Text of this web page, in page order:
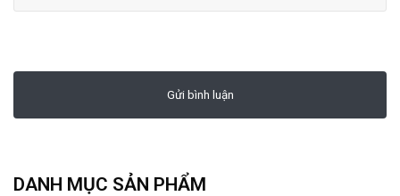
DANH MỤC SẢN PHẨM